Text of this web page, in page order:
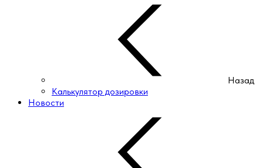
Назад
Калькулятор дозировки
Новости